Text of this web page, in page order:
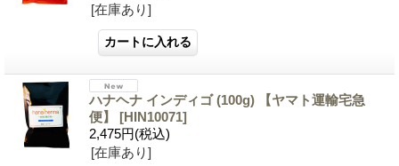
[在庫あり]
ハナヘナ インディゴ (100g) 【ヤマト運輸宅急
便】 [HIN10071]
2,475円(税込)
[在庫あり]